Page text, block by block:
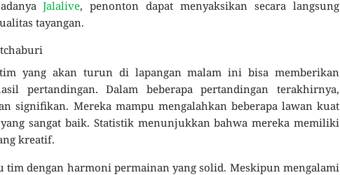
Jalalive, penonton dapat menyaksikan secara langsung
tayangan.
yang akan turun di lapangan malam ini bisa memberikan
pertandingan. Dalam beberapa pertandingan terakhirnya,
signifikan. Mereka mampu mengalahkan beberapa lawan kuat
sangat baik. Statistik menunjukkan bahwa mereka memiliki
kreatif.
tim dengan harmoni permainan yang solid. Meskipun mengalami